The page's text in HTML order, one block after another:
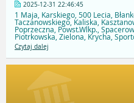
2025-12-31 22:46:45
1 Maja, Karskiego, 500 Lecia,
Taczanowskiego, Kaliska,
Poprzeczna, Powst.Wlkp.,
Piotrkowska, Zielona, Krycha,
Czytaj dalej